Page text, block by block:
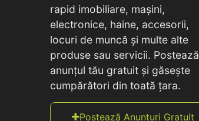
rapid imobiliare, mașini,
electronice, haine, accesorii,
locuri de muncă și multe alte
produse sau servicii. Postează
anunțul tău gratuit și găsește
cumpărători din toată țara.
Postează Anunțuri Gratuit